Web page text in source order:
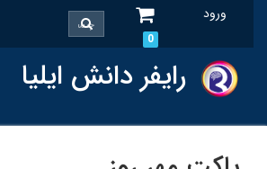
ورود
رایفر دانش ایلیا